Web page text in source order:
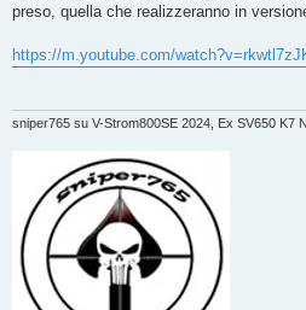
a
i
preso, quella che realizzeranno in
https://m.youtube.com/
sniper765 su V-Strom800SE 2024, Ex SV650 K7